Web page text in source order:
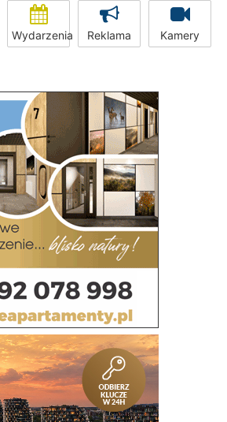
Wydarzenia Reklama Kamery